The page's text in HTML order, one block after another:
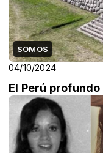
SOMOS
04/10/2024